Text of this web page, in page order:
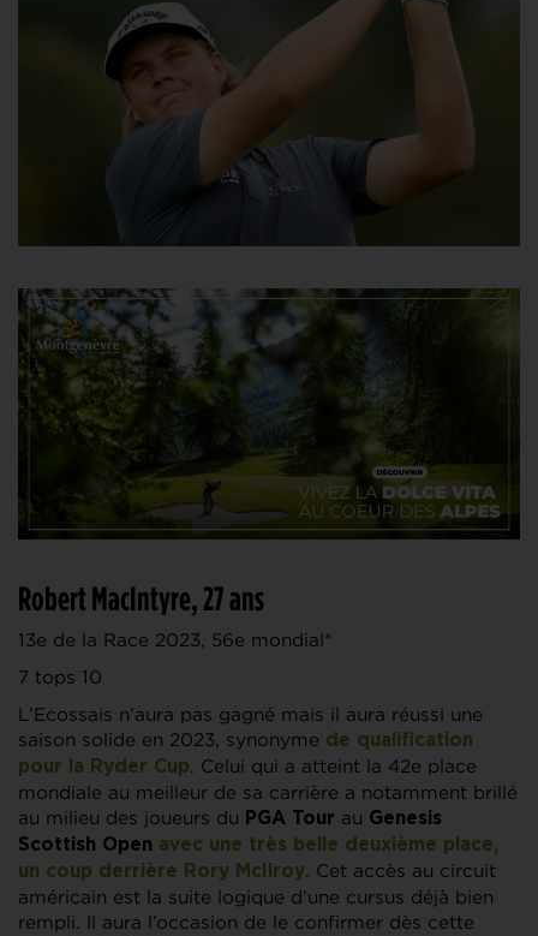
Robert MacIntyre, 27 ans
13e de la Race 2023, 56e mondial*
7 tops 10
L’Ecossais n’aura pas gagné mais il aura réussi une
saison solide en 2023, synonyme de qualification
pour la Ryder Cup. Celui qui a atteint la 42e place
mondiale au meilleur de sa carrière a notamment brillé
au milieu des joueurs du PGA Tour au Genesis
Scottish Open avec une très belle deuxième place,
un coup derrière Rory McIlroy. Cet accès au circuit
américain est la suite logique d’une cursus déjà bien
rempli. Il aura l’occasion de le confirmer dès cette